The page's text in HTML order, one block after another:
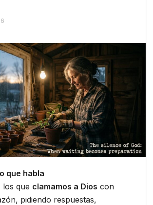
que habla
los que clamamos a Dios con
pidiendo respuestas,